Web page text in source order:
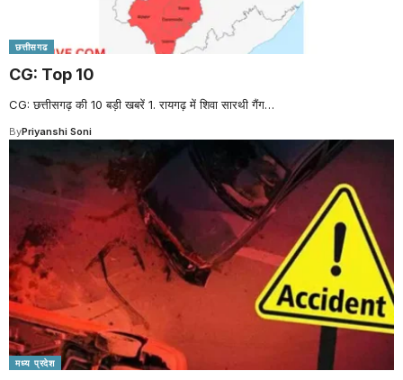
छत्तीसगढ
CG: Top 10
CG: छत्तीसगढ़ की 10 बड़ी खबरें 1. रायगढ़ में शिवा सारथी गैंग…
ByPriyanshi Soni
मध्य प्रदेश